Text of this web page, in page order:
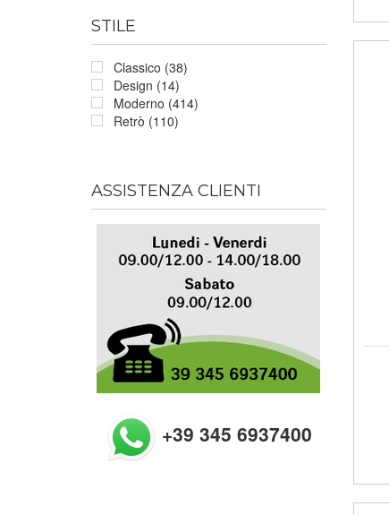
STILE
Classico (38)
Design (14)
Moderno (414)
Retrò (110)
ASSISTENZA CLIENTI
+39 345 6937400